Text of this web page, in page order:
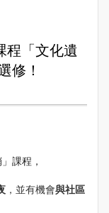
程「文化遺
修！
課程，
，並有機會與社區